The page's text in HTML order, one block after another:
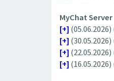
MyChat Server
[+]
[+]
[+]
[+]